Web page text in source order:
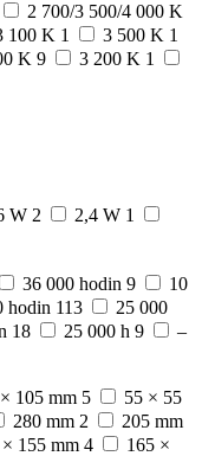
2 700/3 500/4 000 K
100 K 1 3 500 K 1
K 9 3 200 K 1
W 2 2,4 W 1
36 000 hodin 9
10
hodin 113
25 000
18 25 000 h 9
–
105 mm 5
55 × 55
280 mm 2
205 mm
155 mm 4
165 ×